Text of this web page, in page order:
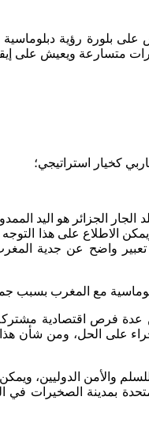
بلورة رؤية
متسارعة ويعيش على
كخيار استراتيجي؛
الجار الجزائر هو
الاطلاع على هذا
تعبير واضح عن جدية
فرص اقتصادية مشتركة
على الحل، ومن
والأمن الدوليين،